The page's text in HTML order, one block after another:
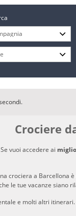
Crociere
vuoi accedere ai
crociera a Barcellona
le tue vacanze siano
e molti altri